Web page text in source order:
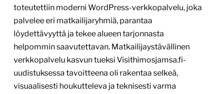
toteutettiin moderni WordPress-verkkopalvelu, joka
palvelee eri matkailijaryhmiä, parantaa
löydettävyyttä ja tekee alueen tarjonnasta
helpommin saavutettavan. Matkailijaystävällinen
verkkopalvelu kasvun tueksi Visithimosjamsa.fi-
uudistuksessa tavoitteena oli rakentaa selkeä,
visuaalisesti houkutteleva ja teknisesti varma